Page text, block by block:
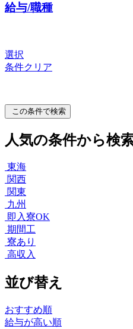
給与/職種
選択
条件クリア
この条件で検索
人気の条件から検
東海
関西
関東
九州
即入寮OK
期間工
寮あり
高収入
並び替え
おすすめ順
給与が高い順